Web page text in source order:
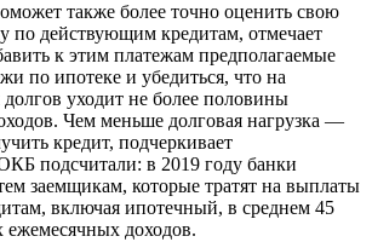
также более точно оценить свою
по действующим кредитам, отмечает
к этим платежам предполагаемые
по ипотеке и убедиться, что на
уходит не более половины
Чем меньше долговая нагрузка —
кредит, подчеркивает
подсчитали: в 2019 году банки
заемщикам, которые тратят на выплаты
включая ипотечный, в среднем 45
ежемесячных доходов.